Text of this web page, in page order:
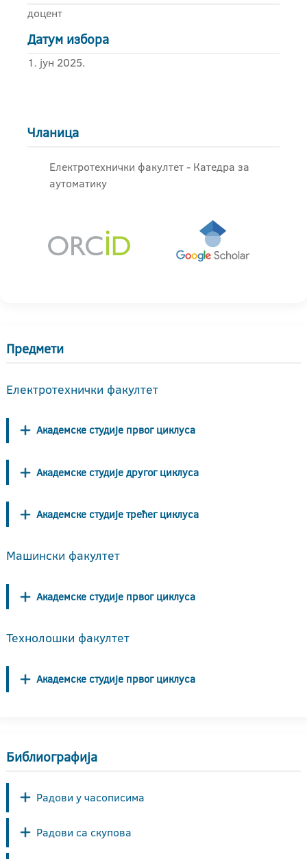
доцент
Датум избора
1. јун 2025.
Чланица
Електротехнички факултет - Катедра за
аутоматику
Предмети
Електротехнички факултет
Академске студије првог циклуса
Академске студије другог циклуса
Академске студије трећег циклуса
Машински факултет
Академске студије првог циклуса
Технолошки факултет
Академске студије првог циклуса
Библиографија
Радови у часописима
Радови са скупова